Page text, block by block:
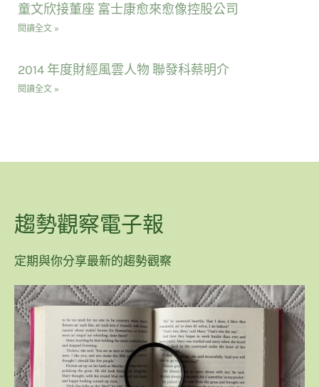
童文欣接董座 富士康愈來愈像控股公司
閱讀全文 »
2014 年度財經風雲人物 聯發科蔡明介
閱讀全文 »
趨勢觀察電子報
定期與你分享最新的趨勢觀察